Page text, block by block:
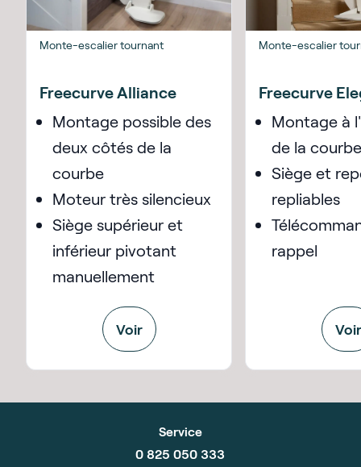
Monte-escalier tournant
Freecurve Alliance
Montage possible des
deux côtés de la
courbe
Moteur très silencieux
Siège supérieur et
inférieur pivotant
manuellement
Voir
Monte-escalier
Freecurve
Montage à
de la courbe
Siège et
repliables
rappel
Voir
Service
0 825 050 333